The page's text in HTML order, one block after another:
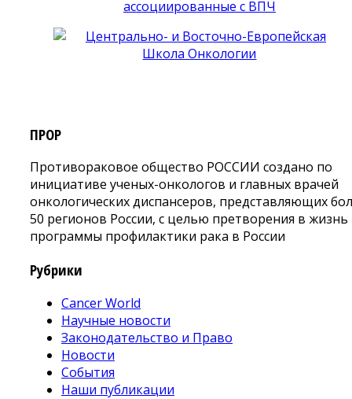
ПРОР
Противораковое общество РОССИИ создано по
инициативе ученых-онкологов и главных врачей
онкологических диспансеров, представляющих
50 регионов России, с целью претворения в жизнь
программы профилактики рака в России
Рубрики
Cancer World
Научные новости
Законодательство и Право
Новости
События
Наши публикации